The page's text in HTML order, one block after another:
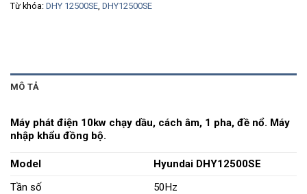
Từ khóa: DHY 12500SE, DHY12500SE
MÔ TẢ
Máy phát điện 10kw chạy dầu, cách âm, 1 pha, đề nổ. Máy
nhập khẩu đồng bộ.
Model
Hyundai DHY12500SE
Tần số
50Hz